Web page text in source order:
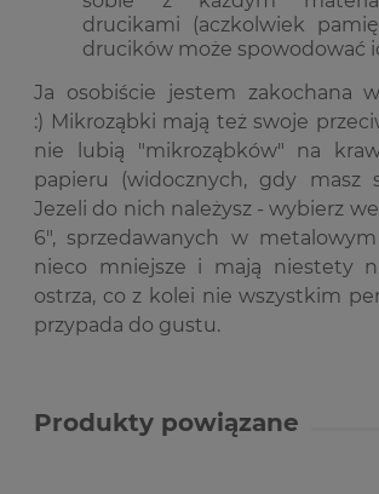
drucikami (aczkolwiek
drucików może spowodować
Ja osobiście jestem zakochana
:) Mikroząbki mają też swoje
nie lubią "mikroząbków" na
papieru (widocznych, gdy masz
Jezeli do nich należysz - wybierz
6", sprzedawanych w
nieco mniejsze i mają niestety
ostrza, co z kolei nie wszystkim
przypada do gustu.
Produkty powiązane